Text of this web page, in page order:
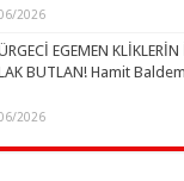
2026
EGEMEN
BUTLAN! Hamit
2026